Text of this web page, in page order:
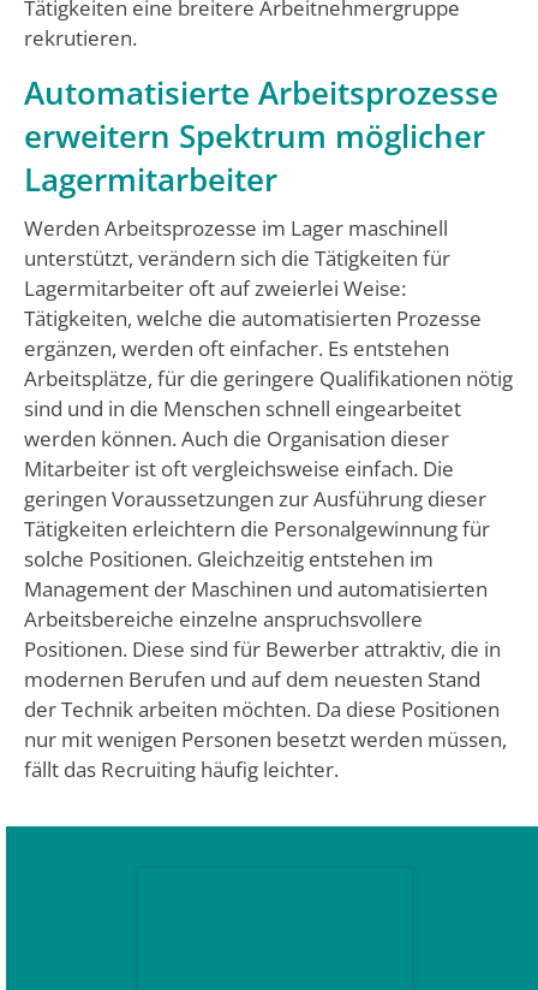
Tätigkeiten eine breitere Arbeitnehmergruppe
rekrutieren.
Automatisierte Arbeitsprozesse
erweitern Spektrum möglicher
Lagermitarbeiter
Werden Arbeitsprozesse im Lager maschinell
unterstützt, verändern sich die Tätigkeiten für
Lagermitarbeiter oft auf zweierlei Weise:
Tätigkeiten, welche die automatisierten Prozesse
ergänzen, werden oft einfacher. Es entstehen
Arbeitsplätze, für die geringere Qualifikationen nötig
sind und in die Menschen schnell eingearbeitet
werden können. Auch die Organisation dieser
Mitarbeiter ist oft vergleichsweise einfach. Die
geringen Voraussetzungen zur Ausführung dieser
Tätigkeiten erleichtern die Personalgewinnung für
solche Positionen. Gleichzeitig entstehen im
Management der Maschinen und automatisierten
Arbeitsbereiche einzelne anspruchsvollere
Positionen. Diese sind für Bewerber attraktiv, die in
modernen Berufen und auf dem neuesten Stand
der Technik arbeiten möchten. Da diese Positionen
nur mit wenigen Personen besetzt werden müssen,
fällt das Recruiting häufig leichter.